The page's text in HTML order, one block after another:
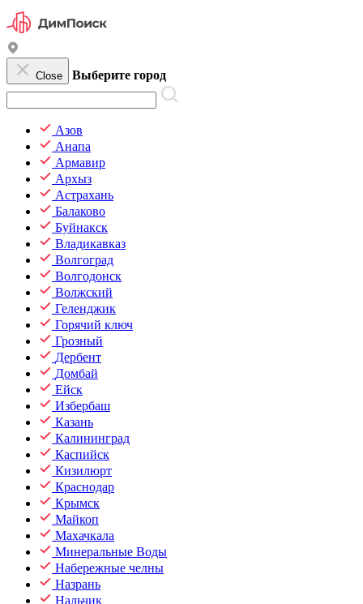
Close Выберите город
Азов
Анапа
Армавир
Архыз
Астрахань
Балаково
Буйнакск
Владикавказ
Волгоград
Волгодонск
Волжский
Геленджик
Горячий ключ
Грозный
Дербент
Домбай
Ейск
Избербаш
Казань
Калининград
Каспийск
Кизилюрт
Краснодар
Крымск
Майкоп
Махачкала
Минеральные Воды
Набережные челны
Назрань
Нальчик